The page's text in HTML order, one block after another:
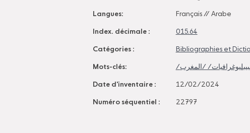
Langues: Français// Arabe
Index. décimale : 015.64
Catégories : Bibliographies et
Mots-clés:
Date d'inventaire : 12/02/2024
Numéro séquentiel : 22797